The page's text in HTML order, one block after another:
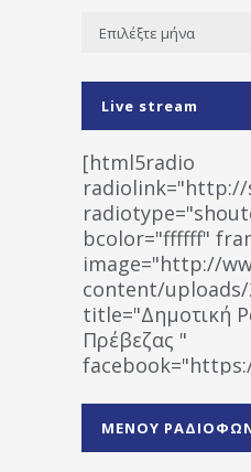
Ιστορικό
Live stream
[html5radio
radiolink="http://
bcolor="ffffff"
image="http://
content/uploads/
title="Δημοτική
Πρέβεζας "
facebook="https://
ΜΕΝΟΥ